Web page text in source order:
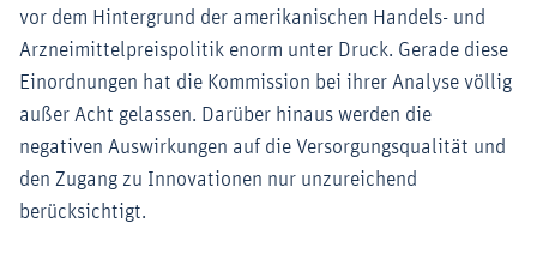
vor dem Hintergrund der amerikanischen Handels- und
Arzneimittelpreispolitik enorm unter Druck. Gerade diese
Einordnungen hat die Kommission bei ihrer Analyse völlig
außer Acht gelassen. Darüber hinaus werden die
negativen Auswirkungen auf die Versorgungsqualität und
den Zugang zu Innovationen nur unzureichend
berücksichtigt.